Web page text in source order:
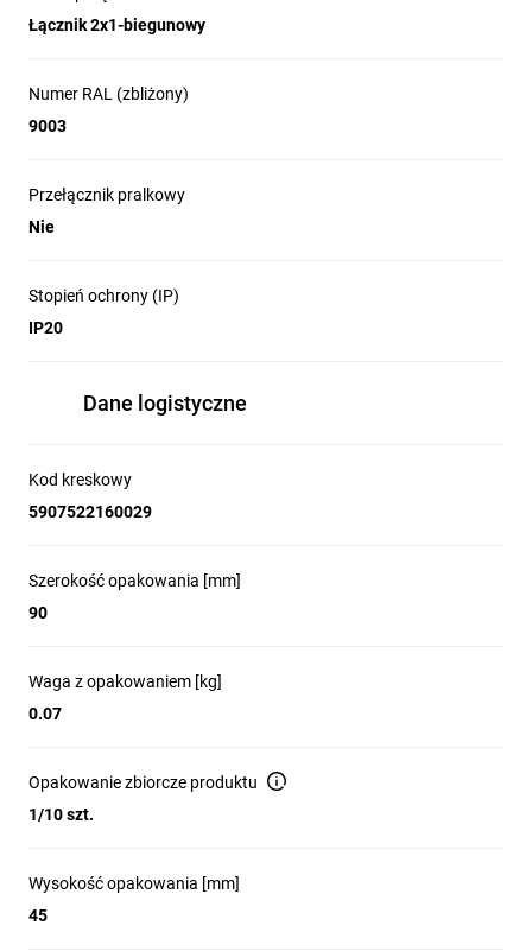
Łącznik 2x1-biegunowy
Numer RAL (zbliżony)
9003
Przełącznik pralkowy
Nie
Stopień ochrony (IP)
IP20
Dane logistyczne
Kod kreskowy
5907522160029
Szerokość opakowania [mm]
90
Waga z opakowaniem [kg]
0.07
Opakowanie zbiorcze produktu
1/10 szt.
Wysokość opakowania [mm]
45